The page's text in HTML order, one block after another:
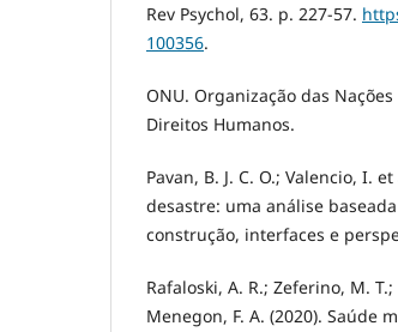
Rev Psychol, 63. p. 227-57.
100356.
ONU. Organização das
Direitos Humanos.
Pavan, B. J. C. O.; Valencio, I.
desastre: uma análise
construção, interfaces e
Rafaloski, A. R.; Zeferino, M.
Menegon, F. A. (2020). Saúde